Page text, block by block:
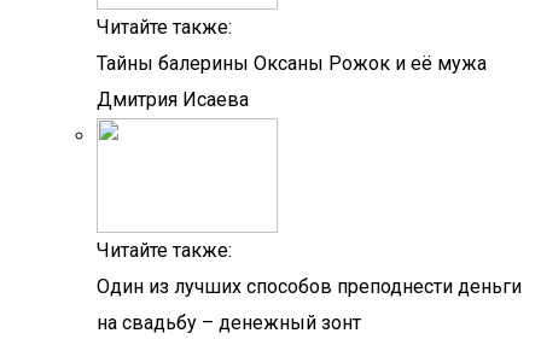
Читайте также:
Тайны балерины Оксаны Рожок и её мужа
Дмитрия Исаева
Читайте также:
Один из лучших способов преподнести деньги
на свадьбу – денежный зонт